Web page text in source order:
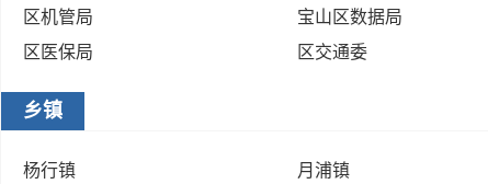
区机管局
宝山区数据局
区医保局
区交通委
乡镇
杨行镇 月浦镇